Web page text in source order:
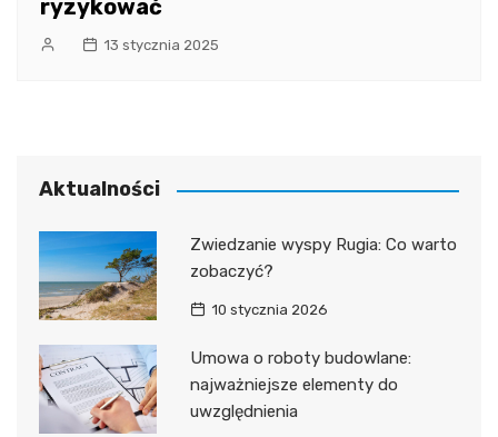
ryzykować
13 stycznia 2025
Aktualności
Zwiedzanie wyspy Rugia: Co warto
zobaczyć?
10 stycznia 2026
Umowa o roboty budowlane:
najważniejsze elementy do
uwzględnienia